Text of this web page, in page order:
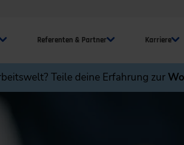
Referenten & Partner Karriere
Teile deine Erfahrung zur